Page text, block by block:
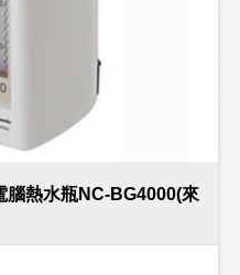
熱水瓶NC-BG4000(來